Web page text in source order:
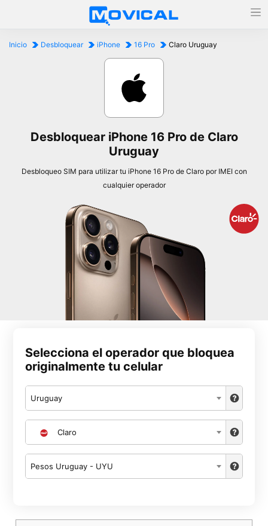
Inicio Desbloquear iPhone 16 Pro Claro Uruguay
Desbloquear iPhone 16 Pro de Claro
Uruguay
Desbloqueo SIM para utilizar tu iPhone 16 Pro de Claro por IMEI con
cualquier operador
Selecciona el operador que bloquea
originalmente tu celular
Uruguay
Claro
Pesos Uruguay - UYU